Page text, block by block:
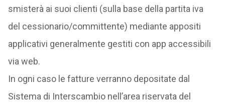
smisterà ai suoi clienti (sulla base della partita iva
del cessionario/committente) mediante appositi
applicativi generalmente gestiti con app accessibili
via web.
In ogni caso le fatture verranno depositate dal
Sistema di Interscambio nell’area riservata del